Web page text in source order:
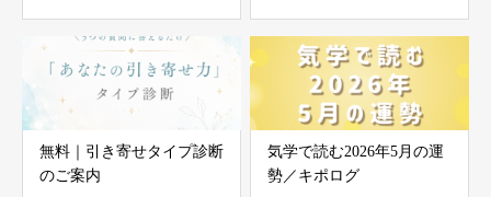
無料｜引き寄せタイプ診断
のご案内
気学で読む2026年5月の運
勢／キポログ